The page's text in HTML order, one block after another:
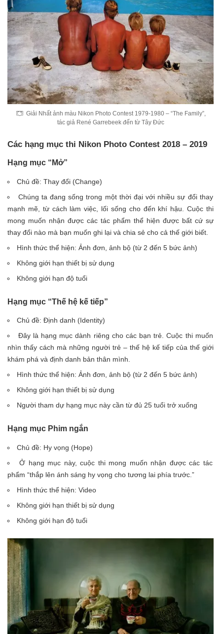
Giải Nhất ảnh màu Nikon Photo Contest 1979-1980 – “The Family”,
tác giả René Garrebeek đến từ Tây Đức
Các hạng mục thi Nikon Photo Contest 2018 – 2019
Hạng mục “Mở”
Chủ đề: Thay đổi (Change)
Chúng ta đang sống trong một thời đại với nhiều sự đổi thay
mạnh mẽ, từ cách làm việc, lối sống cho đến khí hậu. Cuộc thi
mong muốn nhận được các tác phẩm thể hiện được bất cứ sự
thay đổi nào mà bạn muốn ghi lại và chia sẻ cho cả thế giới biết.
Hình thức thể hiện: Ảnh đơn, ảnh bộ (từ 2 đến 5 bức ảnh)
Không giới hạn thiết bị sử dụng
Không giới hạn độ tuổi
Hạng mục “Thế hệ kế tiếp”
Chủ đề: Định danh (Identity)
Đây là hạng mục dành riêng cho các bạn trẻ. Cuộc thi muốn
nhìn thấy cách mà những người trẻ – thế hệ kế tiếp của thế giới
khám phá và định danh bản thân mình.
Hình thức thể hiện: Ảnh đơn, ảnh bộ (từ 2 đến 5 bức ảnh)
Không giới hạn thiết bị sử dụng
Người tham dự hạng mục này cần từ đủ 25 tuổi trở xuống
Hạng mục Phim ngắn
Chủ đề: Hy vọng (Hope)
Ở hạng mục này, cuộc thi mong muốn nhận được các tác
phẩm “thắp lên ánh sáng hy vọng cho tương lai phía trước.”
Hình thức thể hiện: Video
Không giới hạn thiết bị sử dụng
Không giới hạn độ tuổi